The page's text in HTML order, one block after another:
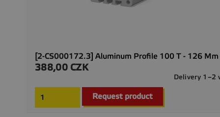
[2-CS000172.3] Aluminum Profile 100 T - 126 Mm
Precio
388,00 CZK
Delivery 1–2
Request product